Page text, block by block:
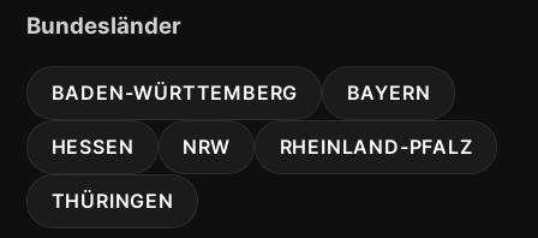
Bundesländer
BADEN-WÜRTTEMBERG BAYERN
HESSEN NRW RHEINLAND-PFALZ
THÜRINGEN